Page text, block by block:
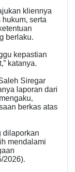
kliennya
serta
berlaku.
kepastian
katanya.
Siregar
laporan dari
berkas atas
dilaporkan
mendalami
2026).